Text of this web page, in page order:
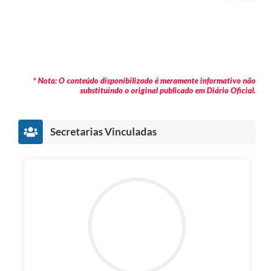
* Nota: O conteúdo disponibilizado é meramente informativo não
substituindo o original publicado em Diário Oficial.
Secretarias Vinculadas